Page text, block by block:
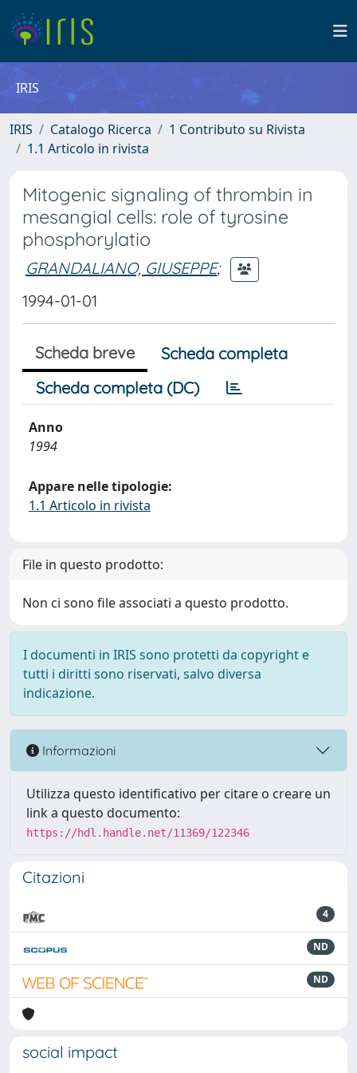
IRIS
IRIS Catalogo Ricerca
1 Contributo su Rivista
1.1 Articolo in rivista
Mitogenic signaling of thrombin in
mesangial cells: role of tyrosine
phosphorylatio
GRANDALIANO, GIUSEPPE;
1994-01-01
Scheda breve
Scheda completa
Scheda completa (DC)
Anno
1994
Appare nelle tipologie:
1.1 Articolo in rivista
File in questo prodotto:
Non ci sono file associati a questo prodotto.
I documenti in IRIS sono protetti da copyright e
tutti i diritti sono riservati, salvo diversa
indicazione.
Informazioni
Utilizza questo identificativo per citare o creare un
link a questo documento:
https://hdl.handle.net/11369/122346
Citazioni
4
ND
ND
social impact